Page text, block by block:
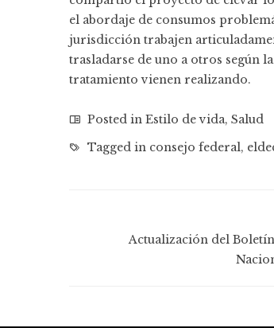
el abordaje de consumos
jurisdicción trabajen
trasladarse de uno a otros según
tratamiento vienen realizando.
Posted in Estilo de vida, Salud
Tagged in consejo federal,
Actualización del